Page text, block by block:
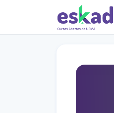
Ir para o conteúdo principal